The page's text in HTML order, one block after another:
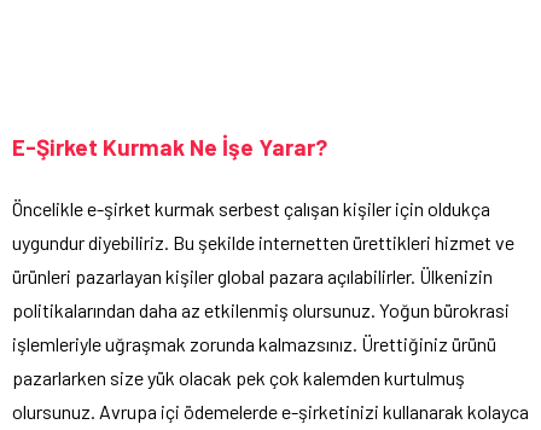
E-Şirket Kurmak Ne İşe Yarar?
Öncelikle e-şirket kurmak serbest çalışan kişiler için oldukça
uygundur diyebiliriz. Bu şekilde internetten ürettikleri hizmet ve
ürünleri pazarlayan kişiler global pazara açılabilirler. Ülkenizin
politikalarından daha az etkilenmiş olursunuz. Yoğun bürokrasi
işlemleriyle uğraşmak zorunda kalmazsınız. Ürettiğiniz ürünü
pazarlarken size yük olacak pek çok kalemden kurtulmuş
olursunuz. Avrupa içi ödemelerde e-şirketinizi kullanarak kolayca